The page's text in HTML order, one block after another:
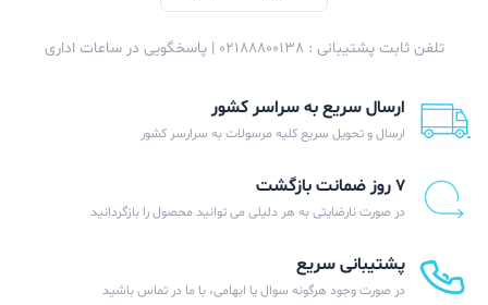
تلفن ثابت پشتیبانی : 02188800138 | پاسخگویی در ساعات اداری
ارسال سریع به سراسر کشور
ارسال و تحویل سریع کلیه مرسولات به سرارسر کشور
۷ روز ضمانت بازگشت
در صورت نارضایتی به هر دلیلی می توانید محصول را بازگردانید
پشتیبانی سریع
در صورت وجود هرگونه سوال یا ابهامی، با ما در تماس باشید